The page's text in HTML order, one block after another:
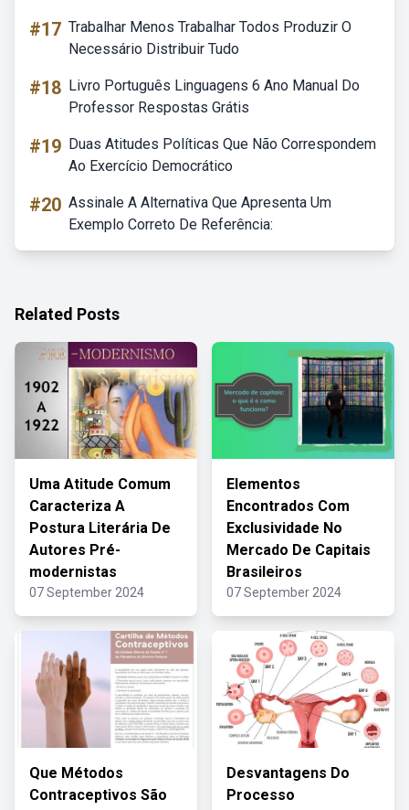
#17 Trabalhar Menos Trabalhar Todos Produzir O
Necessário Distribuir Tudo
#18 Livro Português Linguagens 6 Ano Manual Do
Professor Respostas Grátis
#19 Duas Atitudes Políticas Que Não Correspondem
Ao Exercício Democrático
#20 Assinale A Alternativa Que Apresenta Um
Exemplo Correto De Referência:
Related Posts
Uma Atitude Comum
Caracteriza A
Postura Literária De
Autores Pré-
modernistas
07 September 2024
Elementos
Encontrados Com
Exclusividade No
Mercado De Capitais
Brasileiros
07 September 2024
Que Métodos
Contraceptivos São
Desvantagens Do
Processo